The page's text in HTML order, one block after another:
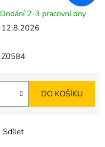
Dodání 2-3 pracovní dny
12.8.2026
Z0584
DO KOŠÍKU
Sdílet